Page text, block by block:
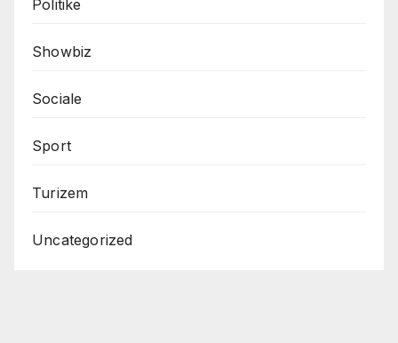
Politike
Showbiz
Sociale
Sport
Turizem
Uncategorized